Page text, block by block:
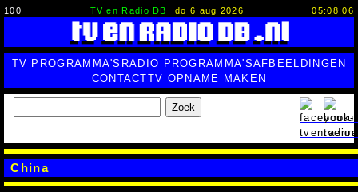
100 TV en Radio DB do 6 aug 2026 05:08:07
TV PROGRAMMA'S RADIO PROGRAMMA'SAFBEELDINGEN
CONTACTTV OPNAME MAKEN
Zoek
China